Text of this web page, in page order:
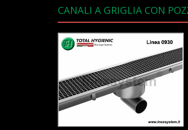
CANALI A GRIGLIA CON